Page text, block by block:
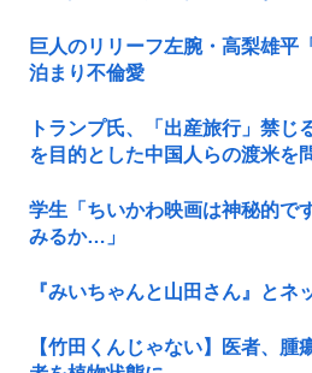
巨人のリリーフ左腕・高梨雄平
泊まり不倫愛
トランプ氏、「出産旅行」禁じ
を目的とした中国人らの渡米を
学生「ちいかわ映画は神秘的で
みるか…」
『みいちゃんと山田さん』とネ
【竹田くんじゃない】医者、腫